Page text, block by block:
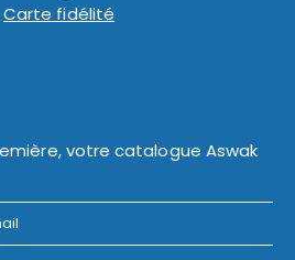
Carte fidélité
votre catalogue Aswak